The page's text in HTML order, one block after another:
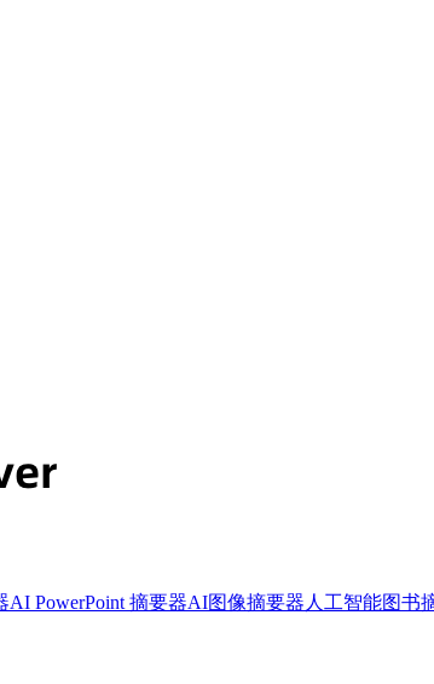
AI PowerPoint 摘要器AI图像摘要器 人工智能图书